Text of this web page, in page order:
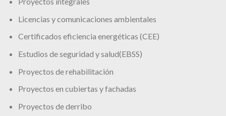
Licencias y comunicaciones ambientales
Certificados eficiencia energéticas (CEE)
Estudios de seguridad y salud(EBSS)
Proyectos de rehabilitación
Proyectos en cubiertas y fachadas
Proyectos de derribo